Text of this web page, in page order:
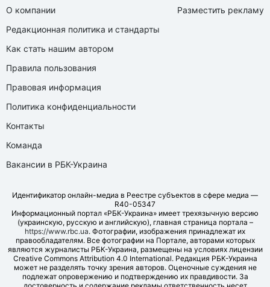
О компании
Редакционная политика и стандарты
Как стать нашим автором
Правила пользования
Правовая информация
Политика конфиденциальности
Контакты
Команда
Вакансии в РБК-Украина
Разместить рекламу
Идентификатор онлайн-медиа в Реестре субъектов в сфере медиа —
R40-05347
Информационный портал «РБК-Украина» имеет трехязычную версию
(украинскую, русскую и английскую), главная страница портала –
https://www.rbc.ua. Фотографии, изображения принадлежат их
правообладателям. Все фотографии на Портале, авторами которых
являются журналисты РБК-Украина, размещены на условиях лицензии
Creative Commons Attribution 4.0 International. Редакция РБК-Украина
может не разделять точку зрения авторов. Оценочные суждения не
подлежат опровержению и подтверждению их правдивости. За